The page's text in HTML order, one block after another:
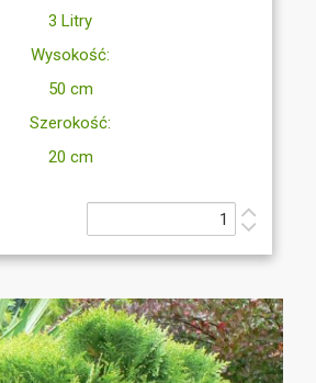
3 Litry
Wysokość:
50 cm
Szerokość:
20 cm